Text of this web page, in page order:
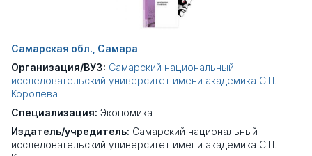
Самарская обл., Самара
Организация/ВУЗ: Самарский национальный
исследовательский университет имени академика С.П.
Королева
Специализация: Экономика
Издатель/учредитель: Самарский национальный
исследовательский университет имени академика С.П.